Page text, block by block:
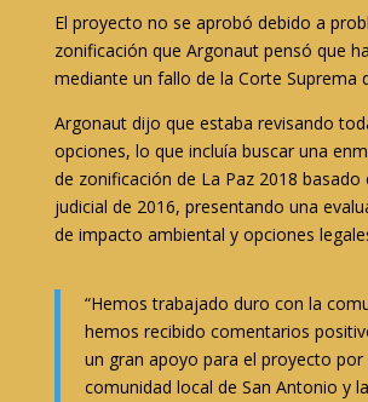
El proyecto no se aprobó debido a
zonificación que Argonaut pensó que
mediante un fallo de la Corte Suprema
Argonaut dijo que estaba revisando
opciones, lo que incluía buscar una
de zonificación de La Paz 2018 basado
judicial de 2016, presentando una
de impacto ambiental y opciones
“Hemos trabajado duro con la
hemos recibido comentarios
un gran apoyo para el proyecto por
comunidad local de San Antonio y